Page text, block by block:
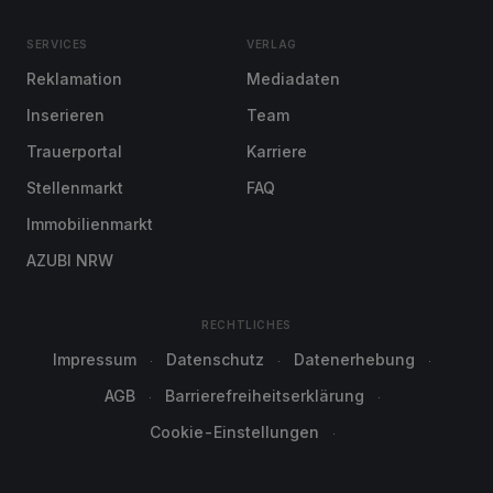
SERVICES
Reklamation
Inserieren
Trauerportal
Stellenmarkt
Immobilienmarkt
AZUBI NRW
VERLAG
Mediadaten
Team
Karriere
FAQ
RECHTLICHES
Impressum Datenschutz
Datenerhebung
AGB
Barrierefreiheitserklärung
Cookie-Einstellungen